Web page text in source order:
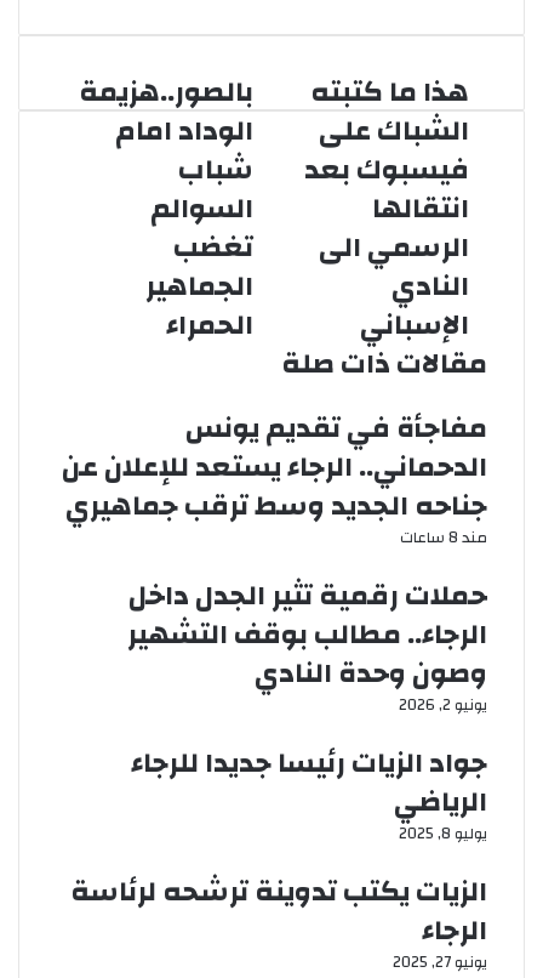
بالصور..هزيمة
الوداد امام
شباب
السوالم
تغضب
الجماهير
الحمراء
هذا ما كتبته
الشباك على
فيسبوك بعد
انتقالها
الرسمي الى
النادي
الإسباني
مقالات ذات صلة
مفاجأة في تقديم يونس
الدحماني.. الرجاء يستعد للإعلان عن
جناحه الجديد وسط ترقب جماهيري
مند 8 ساعات
حملات رقمية تثير الجدل داخل
الرجاء.. مطالب بوقف التشهير
وصون وحدة النادي
يونيو 2, 2026
جواد الزيات رئيسا جديدا للرجاء
الرياضي
يوليو 8, 2025
الزيات يكتب تدوينة ترشحه لرئاسة
الرجاء
يونيو 27, 2025